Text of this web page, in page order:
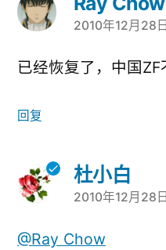
说：
2010年12月28
已经恢复了，中国
回复
杜小白
说：
2010年12月28
@Ray Chow